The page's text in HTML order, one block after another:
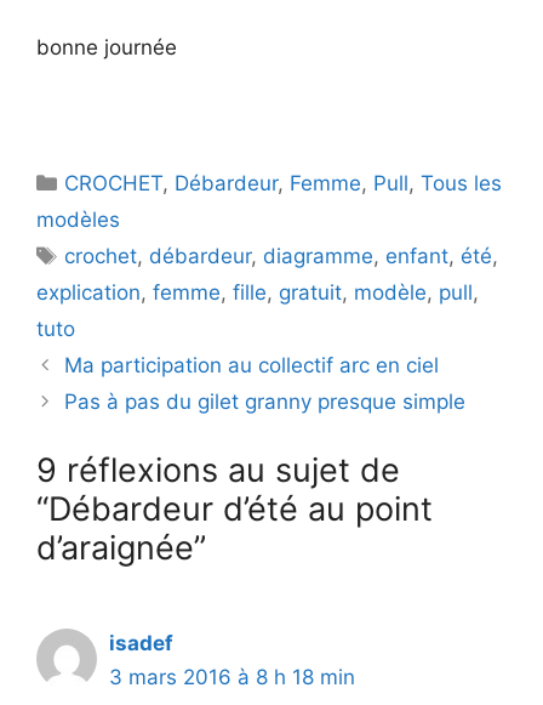
bonne journée
Catégories
CROCHET, Débardeur, Femme, Pull,Tous les
modèles
Étiquettes
crochet, débardeur, diagramme, enfant, été,
explication, femme, fille, gratuit, modèle, pull,
tuto
Ma participation au collectif arc en ciel
Pas à pas du gilet granny presque simple
9 réflexions au sujet de
“Débardeur d’été au point
d’araignée”
isadef
3 mars 2016 à 8 h 18 min